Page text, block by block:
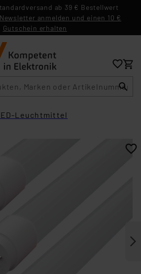
ab 39 € Bestellwert
anmelden und einen 10 €
Gutschein erhalten
Leuchtmittel